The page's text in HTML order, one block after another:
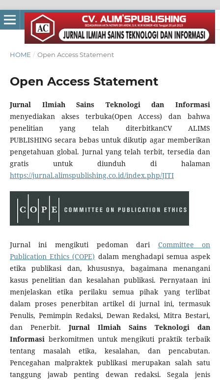
HOME / Open Access Statement
Open Access Statement
Jurnal Ilmiah Sains Teknologi dan Informasi
menyediakan akses terbuka(Open Access) dan bahwa
penelitian yang telah diterbitkanCV ALIMS
PUBLISHING secara bebas untuk dikutip agar memberikan
pengetahuan global. Jurnal yang telah terbit, tersedia dan
gratis untuk diunduh di halaman
https://jurnal.alimspublishing.co.id/index.php/JITI
Jurnal ini mengikuti pedoman dari Committee on
Publication Ethics (COPE) dalam menghadapi semua aspek
etika publikasi dan, khususnya, bagaimana menangani
kasus penelitian dan kesalahan publikasi. Pernyataan ini
menjelaskan etika perilaku semua pihak yang terlibat
dalam proses penerbitan artikel di jurnal ini, termasuk
Penulis, Pemimpin Redaksi, Dewan Redaksi, Mitra Bestari,
dan Penerbit. Jurnal Ilmiah Sains Teknologi dan
Informasi berkomitmen untuk mengikuti praktik terbaik
tentang masalah etika, kesalahan, dan pencabutan.
Pencegahan malpraktek publikasi merupakan salah satu
tanggung jawab penting dewan redaksi. Segala jenis